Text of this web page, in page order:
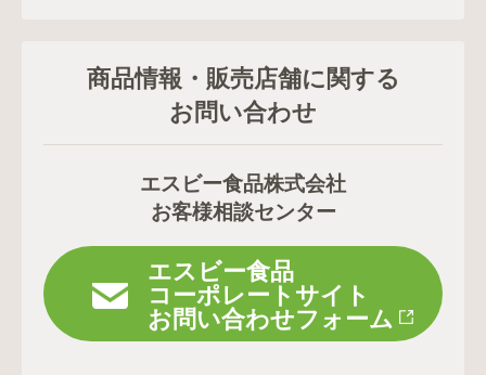
商品情報・販売店舗に関する
お問い合わせ
エスビー食品株式会社
お客様相談センター
エスビー食品
コーポレートサイト
お問い合わせフォーム